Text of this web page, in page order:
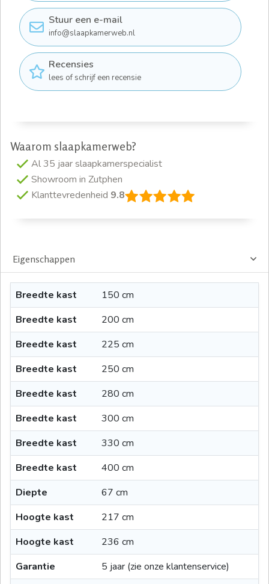
Stuur een e-mail
info@slaapkamerweb.nl
Recensies
lees of schrijf een recensie
Waarom slaapkamerweb?
Al 35 jaar slaapkamerspecialist
Showroom in Zutphen
Klanttevredenheid 9.8
Eigenschappen
Breedte kast
150 cm
Breedte kast
200 cm
Breedte kast
225 cm
Breedte kast
250 cm
Breedte kast
280 cm
Breedte kast
300 cm
Breedte kast
330 cm
Breedte kast
400 cm
Diepte
67 cm
Hoogte kast
217 cm
Hoogte kast
236 cm
Garantie
5 jaar (zie onze klantenservice)